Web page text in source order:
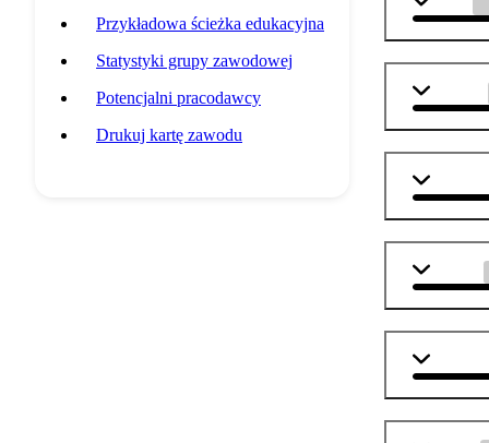
Przykładowa ścieżka edukacyjna
Statystyki grupy zawodowej
Potencjalni pracodawcy
Drukuj kartę zawodu